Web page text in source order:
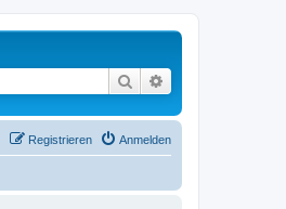
Suche
Anmelden
Registrieren